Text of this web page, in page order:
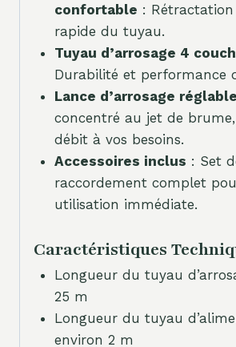
confortable :
rapide du tuyau.
Tuyau d’arrosage 4
Durabilité et performance
Lance d’arrosage réglable
concentré au jet de
débit à vos besoins.
Accessoires inclus : Set
raccordement complet
utilisation immédiate.
Caractéristiques
Longueur du tuyau
25 m
Longueur du tuyau
environ 2 m